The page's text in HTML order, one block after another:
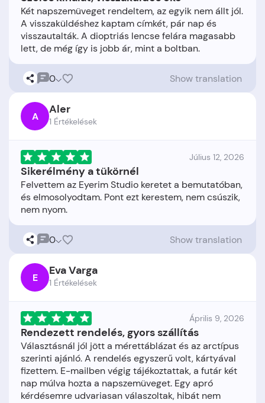
Két napszemüveget rendeltem, az egyik nem állt jól.
A visszaküldéshez kaptam címkét, pár nap és
visszautalták. A dioptriás lencse felára magasabb
0 Show translation
A Aler
1 Értékelések
Július 12, 2026
Sikerélmény a tükörnél
Felvettem az Eyerim Studio keretet a bemutatóban,
és elmosolyodtam. Pont ezt kerestem, nem csúszik,
0 Show translation
E Eva Varga
1 Értékelések
Április 9, 2026
Rendezett rendelés, gyors szállítás
Választásnál jól jött a mérettáblázat és az arctípus
szerinti ajánló. A rendelés egyszerű volt, kártyával
fizettem. E-mailben végig tájékoztattak, a futár két
nap múlva hozta a napszemüveget. Egy apró
kérdésemre udvariasan válaszoltak, hibát nem